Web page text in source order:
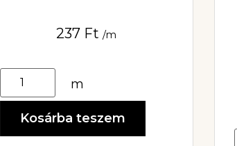
237 Ft /m
m
Kosárba teszem